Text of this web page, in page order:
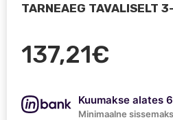
137,21€
Kuumakse alates
Minimaalne
TARNEAEG TAVALISELT